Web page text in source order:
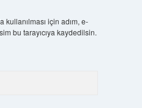
kullanılması için adım, e-
bu tarayıcıya kaydedilsin.